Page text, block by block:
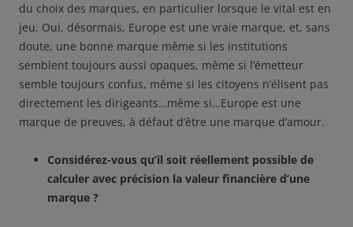
du choix des marques, en particulier lorsque le vital est en
jeu. Oui, désormais, Europe est une vraie marque, et, sans
doute, une bonne marque même si les institutions
semblent toujours aussi opaques, même si l’émetteur
semble toujours confus, même si les citoyens n’élisent pas
directement les dirigeants…même si…Europe est une
marque de preuves, à défaut d’être une marque d’amour.
Considérez-vous qu’il soit réellement possible de
calculer avec précision la valeur financière d’une
marque ?